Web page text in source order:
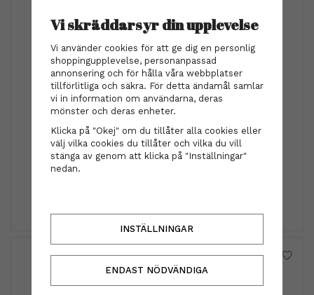
Hjärtligt
Stiligt face beard oil 50ml
Vi skräddarsyr din upplevelse
Vi använder cookies för att ge dig en personlig
shoppingupplevelse, personanpassad
annonsering och för hålla våra webbplatser
tillförlitliga och säkra. För detta ändamål samlar
vi in information om användarna, deras
mönster och deras enheter.
Klicka på "Okej" om du tillåter alla cookies eller
välj vilka cookies du tillåter och vilka du vill
stänga av genom att klicka på "Inställningar"
nedan.
INSTÄLLNINGAR
ENDAST NÖDVÄNDIGA